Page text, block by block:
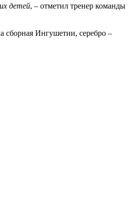
детей, – отметил тренер команды
сборная Ингушетии, серебро –